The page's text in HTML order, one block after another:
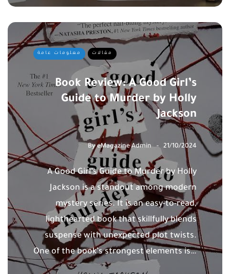
معلومات عامة مقالات
Book Review: A Good Girl’s
Guide to Murder by Holly
Jackson
ByeMagazine Admin 21/10/2024
A Good Girl’s Guide to Murder by Holly
Jackson is a standout among modern
mystery series. It is an easy-to-read,
lighthearted book that skillfully blends
suspense with unexpected plot twists.
One of the book’s strongest elements is…